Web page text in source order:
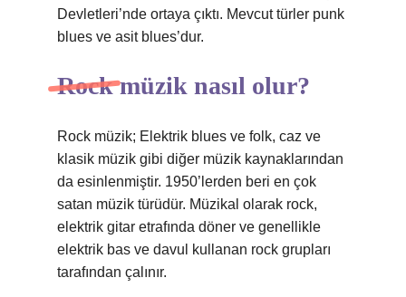
Devletleri’nde ortaya çıktı. Mevcut türler punk
blues ve asit blues’dur.
Rock müzik nasıl olur?
Rock müzik; Elektrik blues ve folk, caz ve
klasik müzik gibi diğer müzik kaynaklarından
da esinlenmiştir. 1950’lerden beri en çok
satan müzik türüdür. Müzikal olarak rock,
elektrik gitar etrafında döner ve genellikle
elektrik bas ve davul kullanan rock grupları
tarafından çalınır.